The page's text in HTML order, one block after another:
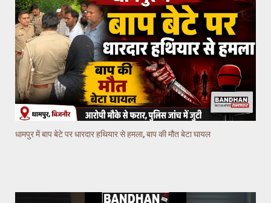
धामपुर में बाप बेटे पर धारदार हथियार से हमला, बाप की मौत बेटा घायल